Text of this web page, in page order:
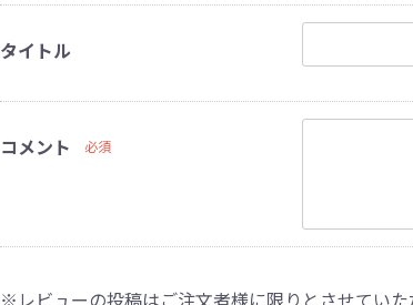
タイトル
コメント 必須
※レビューの投稿はご注文者様に限りとさせていた